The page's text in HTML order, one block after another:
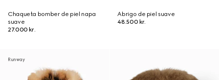
Chaqueta bomber de piel napa
suave
27.000 kr.
Abrigo de piel suave
48.500 kr.
Runway